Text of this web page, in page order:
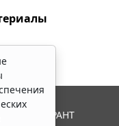
ГАРАНТ